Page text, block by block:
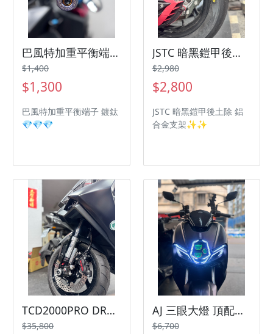
巴風特加重平衡端子 鍍鈦 三陽機車 SYM 曼巴 Jetsl
$1,400
$1,300
巴風特加重平衡端子 鍍鈦
💎💎💎
JSTC 暗黑鎧甲後土除 鋁合金支架三陽機車 SYM 曼巴 Jetsl
$2,980
$2,800
JSTC 暗黑鎧甲後土除 鋁
合金支架✨✨
TCD2000PRO DRG2.5代龍大套餐 三陽機車 SYM 曼巴 JETSL
$35,800
AJ 三眼大燈 頂配版本 惡魔眼三陽機車 SYM 曼巴 Jetsl
$6,700